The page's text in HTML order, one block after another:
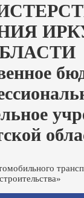
строительства»